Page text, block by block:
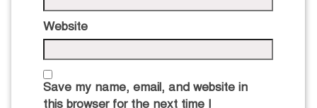
Website
Save my name, email, and website in
this browser for the next time I